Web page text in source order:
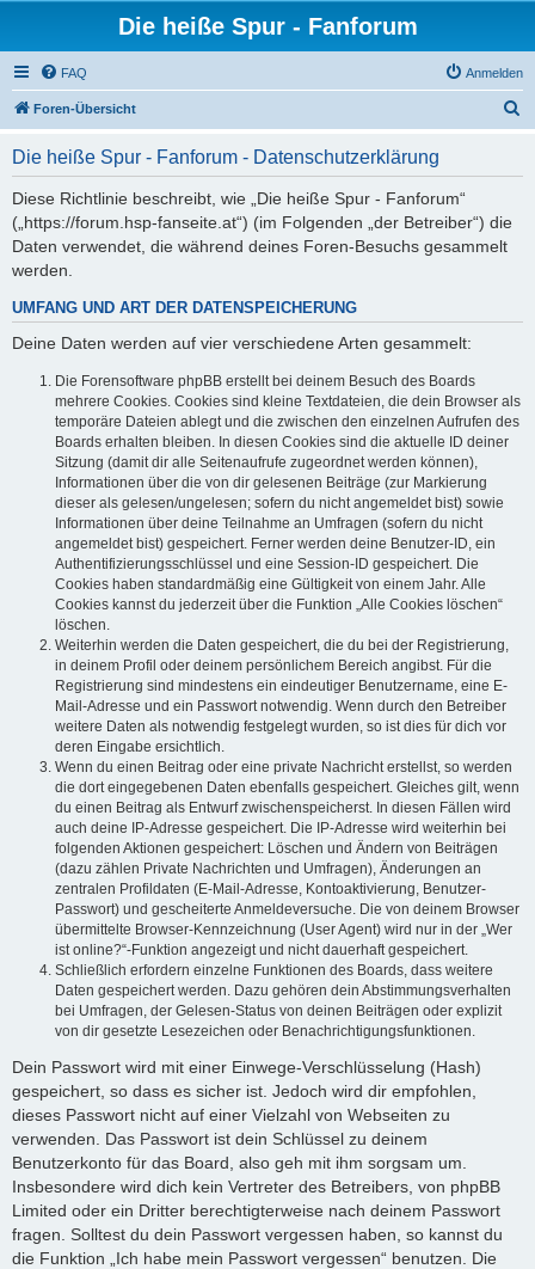
Die heiße Spur - Fanforum
FAQ Anmelden
Foren-Übersicht
Die heiße Spur - Fanforum - Datenschutzerklärung
Diese Richtlinie beschreibt, wie „Die heiße Spur - Fanforum“
(„https://forum.hsp-fanseite.at“) (im Folgenden „der Betreiber“) die
Daten verwendet, die während deines Foren-Besuchs gesammelt
werden.
UMFANG UND ART DER DATENSPEICHERUNG
Deine Daten werden auf vier verschiedene Arten gesammelt:
Die Forensoftware phpBB erstellt bei deinem Besuch des Boards
mehrere Cookies. Cookies sind kleine Textdateien, die dein Browser als
temporäre Dateien ablegt und die zwischen den einzelnen Aufrufen des
Boards erhalten bleiben. In diesen Cookies sind die aktuelle ID deiner
Sitzung (damit dir alle Seitenaufrufe zugeordnet werden können),
Informationen über die von dir gelesenen Beiträge (zur Markierung
dieser als gelesen/ungelesen; sofern du nicht angemeldet bist) sowie
Informationen über deine Teilnahme an Umfragen (sofern du nicht
angemeldet bist) gespeichert. Ferner werden deine Benutzer-ID, ein
Authentifizierungsschlüssel und eine Session-ID gespeichert. Die
Cookies haben standardmäßig eine Gültigkeit von einem Jahr. Alle
Cookies kannst du jederzeit über die Funktion „Alle Cookies löschen“
löschen.
Weiterhin werden die Daten gespeichert, die du bei der Registrierung,
in deinem Profil oder deinem persönlichem Bereich angibst. Für die
Registrierung sind mindestens ein eindeutiger Benutzername, eine E-
Mail-Adresse und ein Passwort notwendig. Wenn durch den Betreiber
weitere Daten als notwendig festgelegt wurden, so ist dies für dich vor
deren Eingabe ersichtlich.
Wenn du einen Beitrag oder eine private Nachricht erstellst, so werden
die dort eingegebenen Daten ebenfalls gespeichert. Gleiches gilt, wenn
du einen Beitrag als Entwurf zwischenspeicherst. In diesen Fällen wird
auch deine IP-Adresse gespeichert. Die IP-Adresse wird weiterhin bei
folgenden Aktionen gespeichert: Löschen und Ändern von Beiträgen
(dazu zählen Private Nachrichten und Umfragen), Änderungen an
zentralen Profildaten (E-Mail-Adresse, Kontoaktivierung, Benutzer-
Passwort) und gescheiterte Anmeldeversuche. Die von deinem Browser
übermittelte Browser-Kennzeichnung (User Agent) wird nur in der „Wer
ist online?“-Funktion angezeigt und nicht dauerhaft gespeichert.
Schließlich erfordern einzelne Funktionen des Boards, dass weitere
Daten gespeichert werden. Dazu gehören dein Abstimmungsverhalten
bei Umfragen, der Gelesen-Status von deinen Beiträgen oder explizit
von dir gesetzte Lesezeichen oder Benachrichtigungsfunktionen.
Dein Passwort wird mit einer Einwege-Verschlüsselung (Hash)
gespeichert, so dass es sicher ist. Jedoch wird dir empfohlen,
dieses Passwort nicht auf einer Vielzahl von Webseiten zu
verwenden. Das Passwort ist dein Schlüssel zu deinem
Benutzerkonto für das Board, also geh mit ihm sorgsam um.
Insbesondere wird dich kein Vertreter des Betreibers, von phpBB
Limited oder ein Dritter berechtigterweise nach deinem Passwort
fragen. Solltest du dein Passwort vergessen haben, so kannst du
die Funktion „Ich habe mein Passwort vergessen“ benutzen. Die